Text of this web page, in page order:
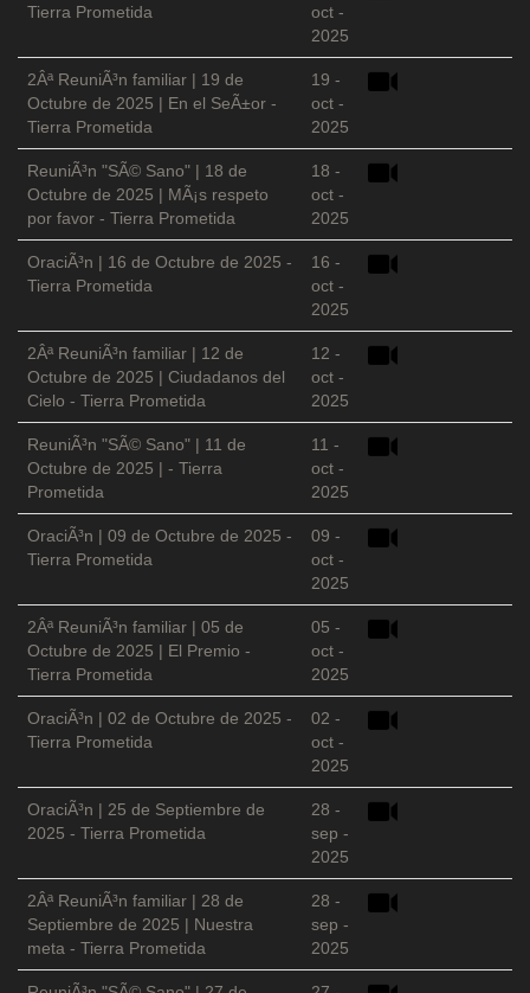
Tierra Prometida
oct -
2025
2Âª ReuniÃ³n familiar | 19 de
Octubre de 2025 | En el SeÃ±or -
Tierra Prometida
19 -
oct -
2025
ReuniÃ³n "SÃ© Sano" | 18 de
Octubre de 2025 | MÃ¡s respeto
por favor - Tierra Prometida
18 -
oct -
2025
OraciÃ³n | 16 de Octubre de 2025 -
Tierra Prometida
16 -
oct -
2025
2Âª ReuniÃ³n familiar | 12 de
Octubre de 2025 | Ciudadanos del
Cielo - Tierra Prometida
12 -
oct -
2025
ReuniÃ³n "SÃ© Sano" | 11 de
Octubre de 2025 | - Tierra
Prometida
11 -
oct -
2025
OraciÃ³n | 09 de Octubre de 2025 -
Tierra Prometida
09 -
oct -
2025
2Âª ReuniÃ³n familiar | 05 de
Octubre de 2025 | El Premio -
Tierra Prometida
05 -
oct -
2025
OraciÃ³n | 02 de Octubre de 2025 -
Tierra Prometida
02 -
oct -
2025
OraciÃ³n | 25 de Septiembre de
2025 - Tierra Prometida
28 -
sep -
2025
2Âª ReuniÃ³n familiar | 28 de
Septiembre de 2025 | Nuestra
meta - Tierra Prometida
28 -
sep -
2025